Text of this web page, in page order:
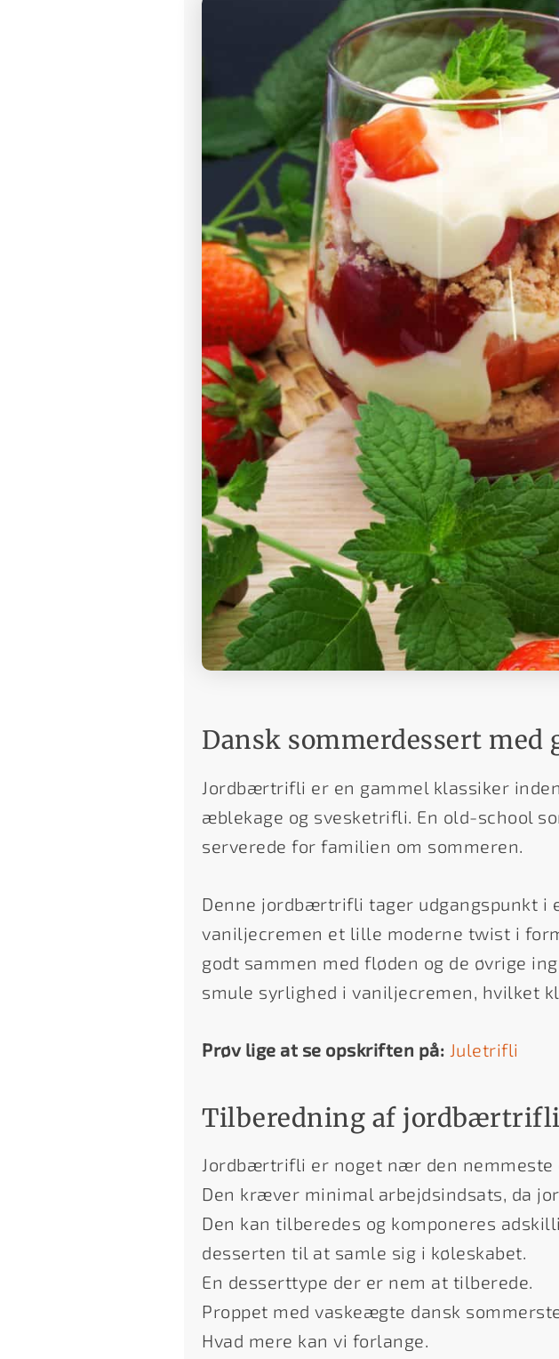
Dansk sommerdessert med
Jordbærtrifli er en gammel klassiker
æblekage og svesketrifli. En old-school
serverede for familien om sommeren.
Denne jordbærtrifli tager udgangspunkt
vaniljecremen et lille moderne twist i
godt sammen med fløden og de øvrige
smule syrlighed i vaniljecremen, hvilket
Prøv lige at se opskriften på: Juletrifli
Tilberedning af jordbærtrifli
Jordbærtrifli er noget nær den nemmeste
Den kræver minimal arbejdsindsats, da
Den kan tilberedes og komponeres
desserten til at samle sig i køleskabet.
En desserttype der er nem at tilberede.
Proppet med vaskeægte dansk
Hvad mere kan vi forlange.